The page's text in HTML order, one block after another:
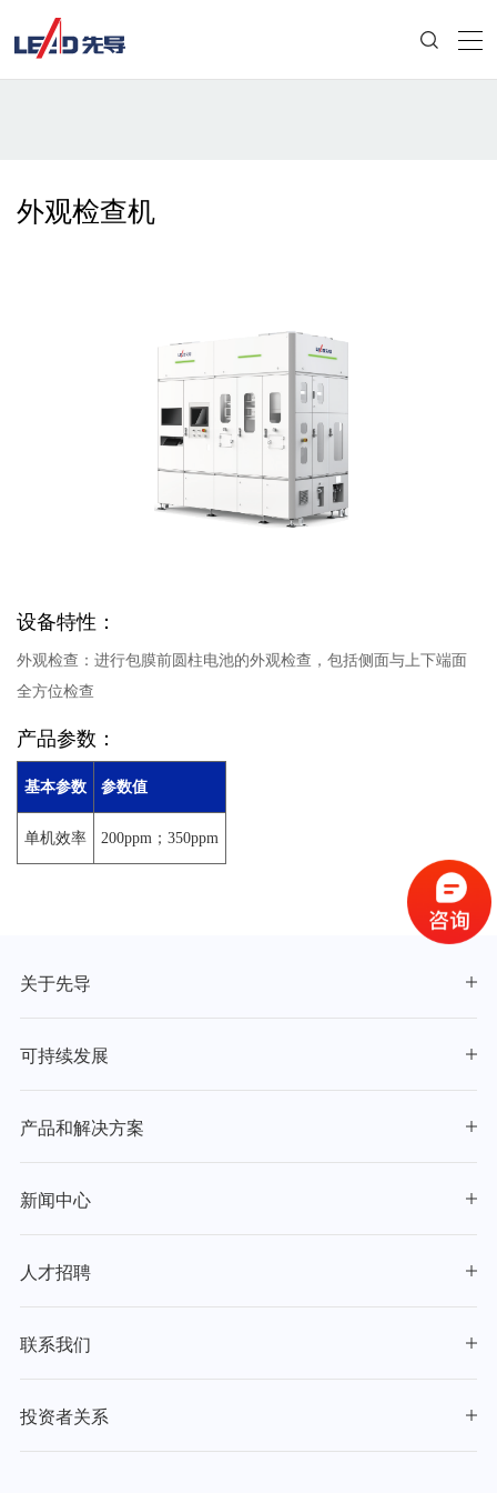
外观检查机
设备特性：
外观检查：进行包膜前圆柱电池的外观检查，包括侧面与上下端面
全方位检查
产品参数：
基本参数 参数值
单机效率 200ppm；350ppm
关于先导
可持续发展
产品和解决方案
新闻中心
人才招聘
联系我们
投资者关系